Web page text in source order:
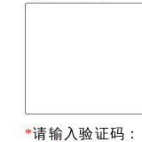
*请输入验证码：